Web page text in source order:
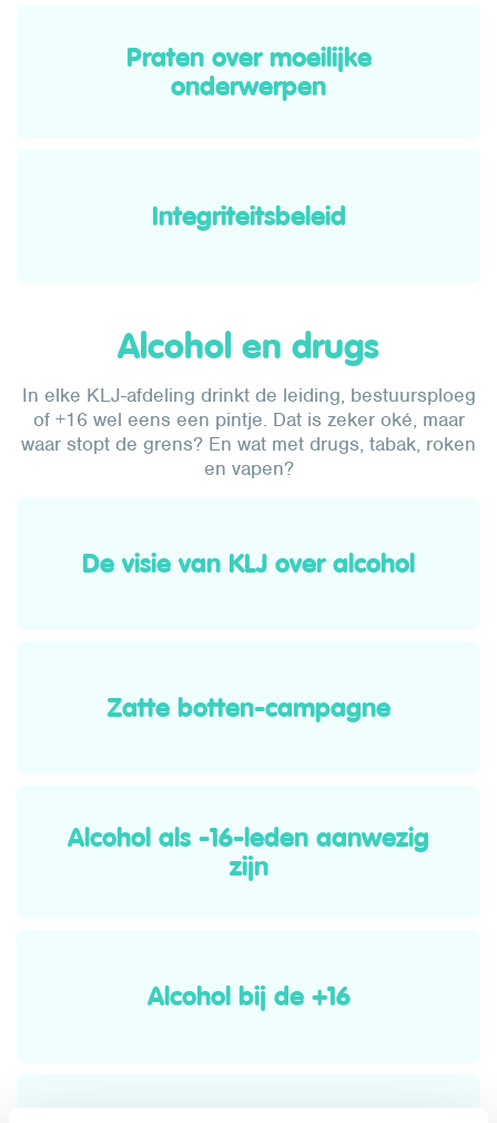
Praten over moeilijke
onderwerpen
Integriteitsbeleid
Alcohol en drugs
In elke KLJ-afdeling drinkt de leiding, bestuursploeg
of +16 wel eens een pintje. Dat is zeker oké, maar
waar stopt de grens? En wat met drugs, tabak, roken
en vapen?
De visie van KLJ over alcohol
Zatte botten-campagne
Alcohol als -16-leden aanwezig
zijn
Alcohol bij de +16